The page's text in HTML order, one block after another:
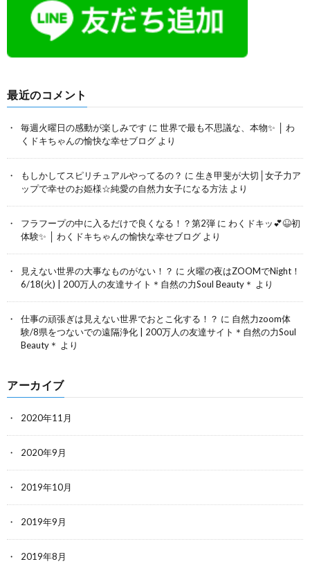
最近のコメント
毎週火曜日の感動が楽しみです に 世界で最も不思議な、本物✨ │ わ
くドキちゃんの愉快な幸せブログ より
もしかしてスピリチュアルやってるの？ に 生き甲斐が大切│女子力ア
ップで幸せのお姫様☆純愛の自然力女子になる方法 より
フラフープの中に入るだけで良くなる！？第2弾 に わくドキッ💕😆初
体験✨ │ わくドキちゃんの愉快な幸せブログ より
見えない世界の大事なものがない！？ に 火曜の夜はZOOMでNight！
6/18(火) | 200万人の友達サイト＊自然の力Soul Beauty＊ より
仕事の頑張ぎは見えない世界でおとこ化する！？ に 自然力zoom体
験/8県をつないでの遠隔浄化 | 200万人の友達サイト＊自然の力Soul
Beauty＊ より
アーカイブ
2020年11月
2020年9月
2019年10月
2019年9月
2019年8月